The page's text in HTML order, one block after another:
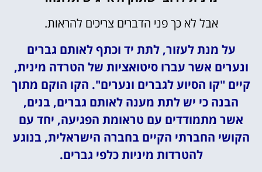
אבל לא כך פני הדברים צריכים להראות.
על מנת לעזור, לתת יד וכתף לאותם גברים
ונערים אשר עברו סיטואציות של הטרדה מינית,
קיים "קו הסיוע לגברים ונערים". הקו הוקם מתוך
הבנה כי יש לתת מענה לאותם גברים, בנים,
אשר מתמודדים עם טראומת הפגיעה, יחד עם
הקושי החברתי הקיים בחברה הישראלית, בנוגע
להטרדות מיניות כלפי גברים.